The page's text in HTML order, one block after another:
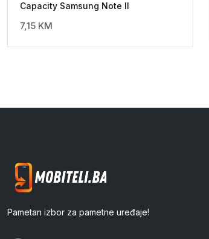
Capacity Samsung Note II
7,15 KM
Pametan izbor za pametne uređaje!